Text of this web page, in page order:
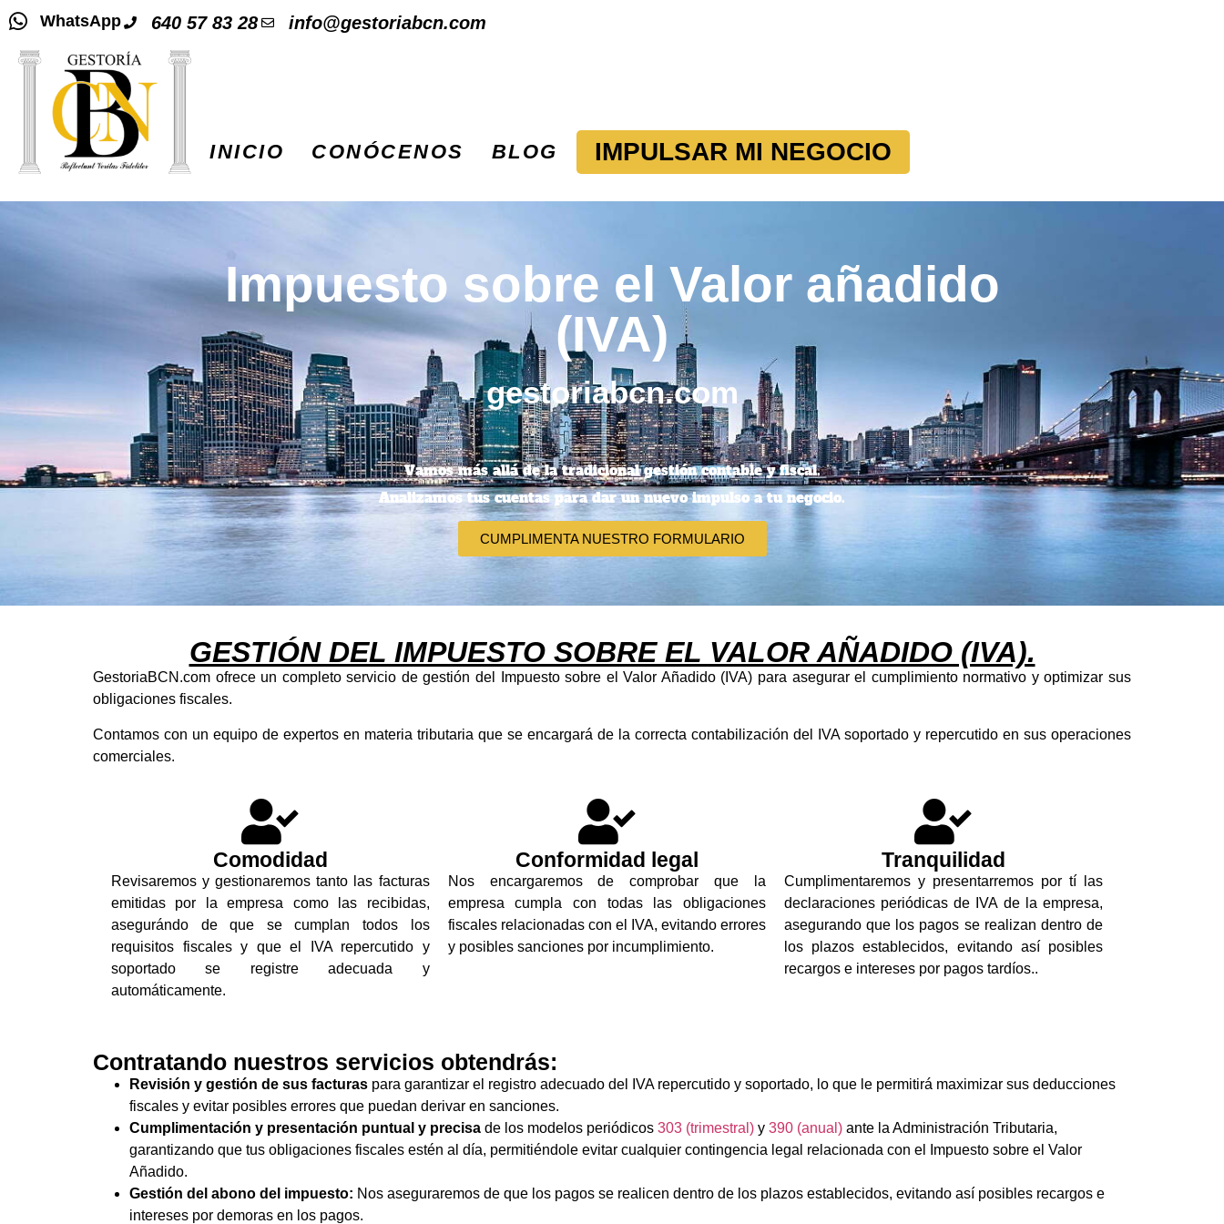
WhatsApp 640 57 83 28 info@gestoriabcn.com
INICIO CONÓCENOS BLOG IMPULSAR MI NEGOCIO
Impuesto sobre el Valor añadido
(IVA)
gestoriabcn.com
Vamos más allá de la tradicional gestión contable y fiscal.
Analizamos tus cuentas para dar un nuevo impulso a tu negocio.
CUMPLIMENTA NUESTRO FORMULARIO
GESTIÓN DEL IMPUESTO SOBRE EL VALOR AÑADIDO (IVA).
GestoriaBCN.com ofrece un completo servicio de gestión del Impuesto sobre el Valor Añadido (IVA) para asegurar el cumplimiento normativo y optimizar sus
obligaciones fiscales.
Contamos con un equipo de expertos en materia tributaria que se encargará de la correcta contabilización del IVA soportado y repercutido en sus operaciones
comerciales.
Comodidad
Revisaremos y gestionaremos tanto las facturas
emitidas por la empresa como las recibidas,
asegurándo de que se cumplan todos los
requisitos fiscales y que el IVA repercutido y
soportado se registre adecuada y
automáticamente.
Conformidad legal
Nos encargaremos de comprobar que la
empresa cumpla con todas las obligaciones
fiscales relacionadas con el IVA, evitando errores
y posibles sanciones por incumplimiento.
Tranquilidad
Cumplimentaremos y presentarremos por tí las
declaraciones periódicas de IVA de la empresa,
asegurando que los pagos se realizan dentro de
los plazos establecidos, evitando así posibles
recargos e intereses por pagos tardíos..
Contratando nuestros servicios obtendrás:
Revisión y gestión de sus facturas para garantizar el registro adecuado del IVA repercutido y soportado, lo que le permitirá maximizar sus deducciones
fiscales y evitar posibles errores que puedan derivar en sanciones.
Cumplimentación y presentación puntual y precisa de los modelos periódicos 303 (trimestral) y 390 (anual) ante la Administración Tributaria,
garantizando que tus obligaciones fiscales estén al día, permitiéndole evitar cualquier contingencia legal relacionada con el Impuesto sobre el Valor
Añadido.
Gestión del abono del impuesto: Nos aseguraremos de que los pagos se realicen dentro de los plazos establecidos, evitando así posibles recargos e
intereses por demoras en los pagos.